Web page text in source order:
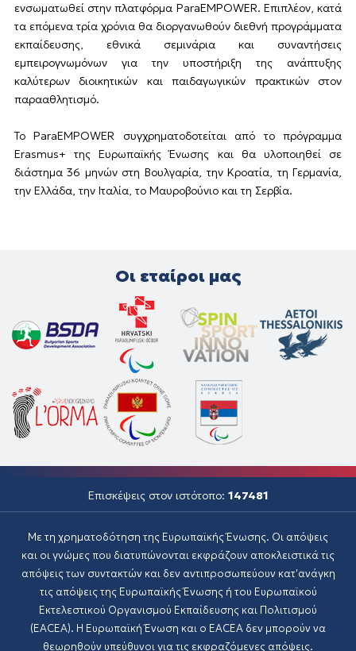
ενσωματωθεί στην πλατφόρμα ParaEMPOWER. Επιπλέον, κατά
τα επόμενα τρία χρόνια θα διοργανωθούν διεθνή προγράμματα
εκπαίδευσης, εθνικά σεμινάρια και συναντήσεις
εμπειρογνωμόνων για την υποστήριξη της ανάπτυξης
καλύτερων διοικητικών και παιδαγωγικών πρακτικών στον
παρααθλητισμό.
Το ParaEMPOWER συγχρηματοδοτείται από το πρόγραμμα
Erasmus+ της Ευρωπαϊκής Ένωσης και θα υλοποιηθεί σε
διάστημα 36 μηνών στη Βουλγαρία, την Κροατία, τη Γερμανία,
την Ελλάδα, την Ιταλία, το Μαυροβούνιο και τη Σερβία.
Οι εταίροι μας
Επισκέψεις στον ιστότοπο: 147481
Με τη χρηματοδότηση της Ευρωπαϊκής Ένωσης. Οι απόψεις
και οι γνώμες που διατυπώνονται εκφράζουν αποκλειστικά τις
απόψεις των συντακτών και δεν αντιπροσωπεύουν κατ'ανάγκη
τις απόψεις της Ευρωπαϊκής Ένωσης ή του Ευρωπαϊκού
Εκτελεστικού Οργανισμού Εκπαίδευσης και Πολιτισμού
(EACEA). Η Ευρωπαϊκή Ένωση και ο EACEA δεν μπορούν να
θεωρηθούν υπεύθυνοι για τις εκφραζόμενες απόψεις.